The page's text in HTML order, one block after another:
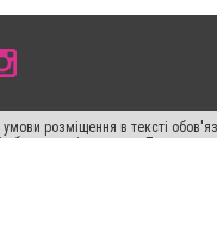
розміщення в тексті
або в якості джерела.